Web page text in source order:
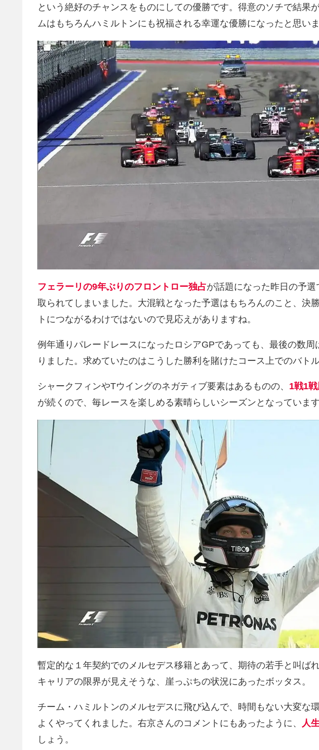
という絶好のチャンスをものにしての優勝です。得意のソチで結果
ムはもちろんハミルトンにも祝福される幸運な優勝になったと思い
フェラーリの9年ぶりのフロントロー独占が話題になった昨日の予
取られてしまいました。大混戦となった予選はもちろんのこと、決
トにつながるわけではないので見応えがありますね。
例年通りパレードレースになったロシアGPであっても、最後の数
りました。求めていたのはこうした勝利を賭けたコース上でのバトル
シャークフィンやTウイングのネガティブ要素はあるものの、 1戦1
が続くので、毎レースを楽しめる素晴らしいシーズンとなっています
暫定的な１年契約でのメルセデス移籍とあって、期待の若手と叫ば
キャリアの限界が見えそうな、崖っぷちの状況にあったボッタス。
チーム・ハミルトンのメルセデスに飛び込んで、時間もない大変な
よくやってくれました。右京さんのコメントにもあったように、 人
しょう。